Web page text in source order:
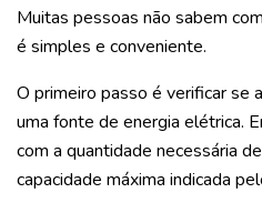
Muitas pessoas não sabem
é simples e conveniente.
O primeiro passo é verificar se
uma fonte de energia elétrica.
com a quantidade necessária
capacidade máxima indicada